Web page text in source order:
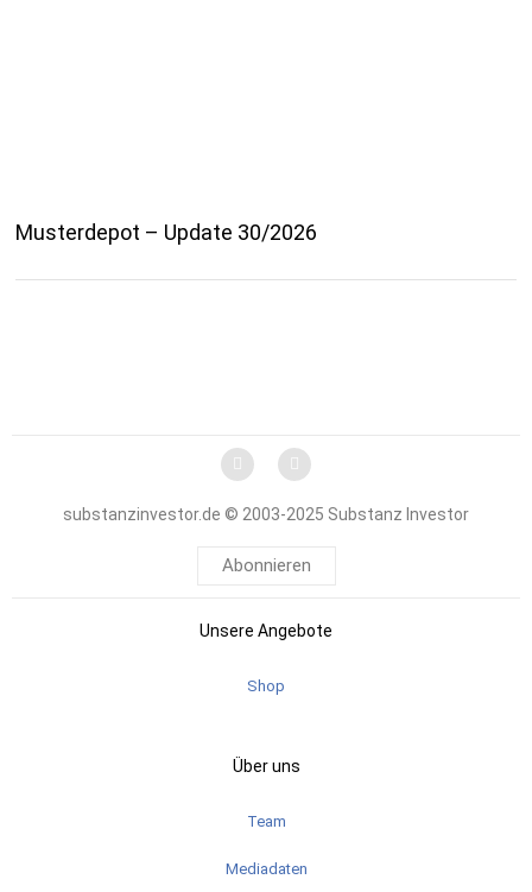
Musterdepot – Update 30/2026
substanzinvestor.de © 2003-2025 Substanz Investor
Abonnieren
Unsere Angebote
Shop
Über uns
Team
Mediadaten